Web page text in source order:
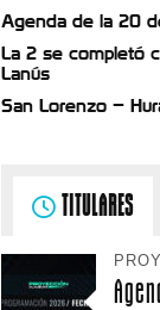
Agenda de la 20
La 2 se completó
Lanús
San Lorenzo –
TITULARES